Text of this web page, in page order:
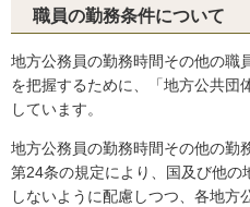
職員の勤務条件について
地方公務員の勤務時間その他の職
を把握するために、「地方公共団
しています。
地方公務員の勤務時間その他の勤
第24条の規定により、国及び他の
しないように配慮しつつ、各地方